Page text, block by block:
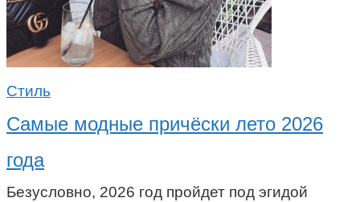
Стиль
Самые модные причёски лето 2026
года
Безусловно, 2026 год пройдет под эгидой